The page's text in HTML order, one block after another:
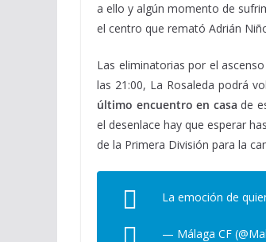
a ello y algún momento de
el centro que remató Adrián
Las eliminatorias por el
las 21:00, La Rosaleda podrá
último encuentro en casa de
el desenlace hay que esperar
de la Primera División para la
La emoción de
— Málaga CF